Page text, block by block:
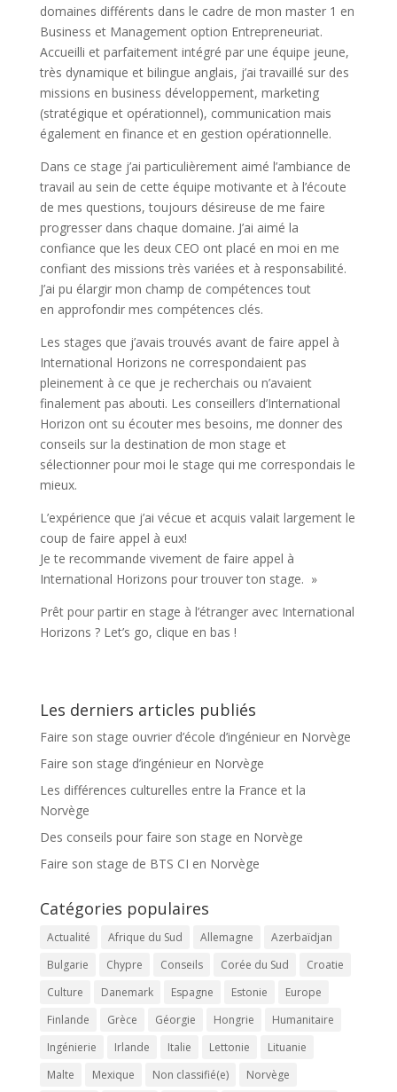
domaines différents dans le cadre de mon master 1 en
Business et Management option Entrepreneuriat.
Accueilli et parfaitement intégré par une équipe jeune,
très dynamique et bilingue anglais, j’ai travaillé sur des
missions en business développement, marketing
(stratégique et opérationnel), communication mais
également en finance et en gestion opérationnelle.
Dans ce stage j’ai particulièrement aimé l’ambiance de
travail au sein de cette équipe motivante et à l’écoute
de mes questions, toujours désireuse de me faire
progresser dans chaque domaine. J’ai aimé la
confiance que les deux CEO ont placé en moi en me
confiant des missions très variées et à responsabilité.
J’ai pu élargir mon champ de compétences tout
en approfondir mes compétences clés.
Les stages que j’avais trouvés avant de faire appel à
International Horizons ne correspondaient pas
pleinement à ce que je recherchais ou n’avaient
finalement pas abouti. Les conseillers d’International
Horizon ont su écouter mes besoins, me donner des
conseils sur la destination de mon stage et
sélectionner pour moi le stage qui me correspondais le
mieux.
L’expérience que j’ai vécue et acquis valait largement le
coup de faire appel à eux!
Je te recommande vivement de faire appel à
International Horizons pour trouver ton stage. »
Prêt pour partir en stage à l’étranger avec International
Horizons ? Let’s go, clique en bas !
Les derniers articles publiés
Faire son stage ouvrier d’école d’ingénieur en Norvège
Faire son stage d’ingénieur en Norvège
Les différences culturelles entre la France et la
Norvège
Des conseils pour faire son stage en Norvège
Faire son stage de BTS CI en Norvège
Catégories populaires
Actualité Afrique du Sud Allemagne
Azerbaïdjan
Bulgarie
Chypre Conseils Corée du Sud
Croatie
Culture
Danemark Espagne Estonie
Europe
Finlande
Grèce Géorgie Hongrie
Humanitaire
Ingénierie
Irlande Italie Lettonie
Lituanie
Malte
Mexique Non classifié(e) Norvège